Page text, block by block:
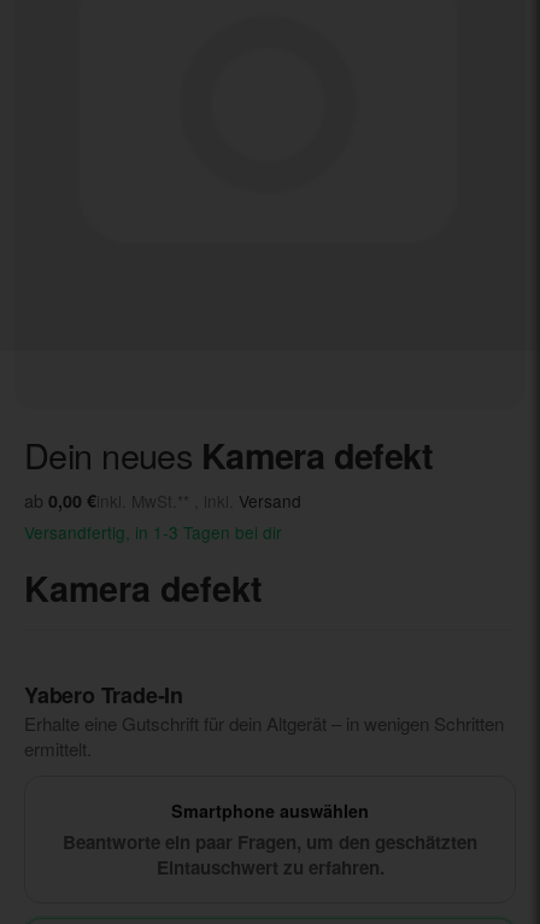
Dein neues Kamera defekt
ab 0,00 €inkl. MwSt.** , inkl. Versand
Versandfertig, in 1-3 Tagen bei dir
Kamera defekt
Yabero Trade‑In
Erhalte eine Gutschrift für dein Altgerät – in wenigen Schritten
ermittelt.
Smartphone auswählen
Beantworte ein paar Fragen, um den geschätzten
Eintauschwert zu erfahren.